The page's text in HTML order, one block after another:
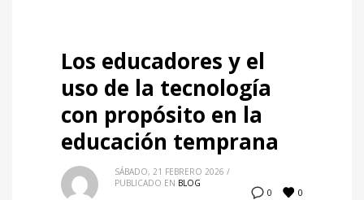
Los educadores y el
uso de la tecnología
con propósito en la
educación temprana
0 0
SÁBADO, 21 FEBRERO 2026 /
PUBLICADO EN BLOG